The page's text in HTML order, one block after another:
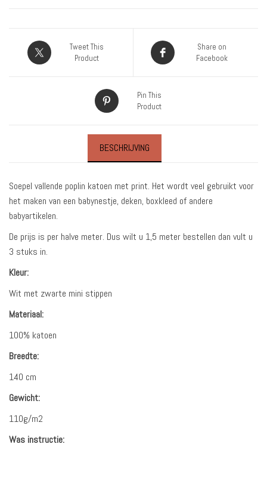
Per
0,5
Tweet This
Product
Share on
Facebook
Pin This
Product
BESCHRIJVING
Soepel vallende poplin katoen met print. Het wordt veel gebruikt voor
het maken van een babynestje, deken, boxkleed of andere
babyartikelen.
De prijs is per halve meter. Dus wilt u 1,5 meter bestellen dan vult u
3 stuks in.
Kleur:
Wit met zwarte mini stippen
Materiaal:
100% katoen
Breedte:
140 cm
Gewicht:
110g/m2
Was instructie: